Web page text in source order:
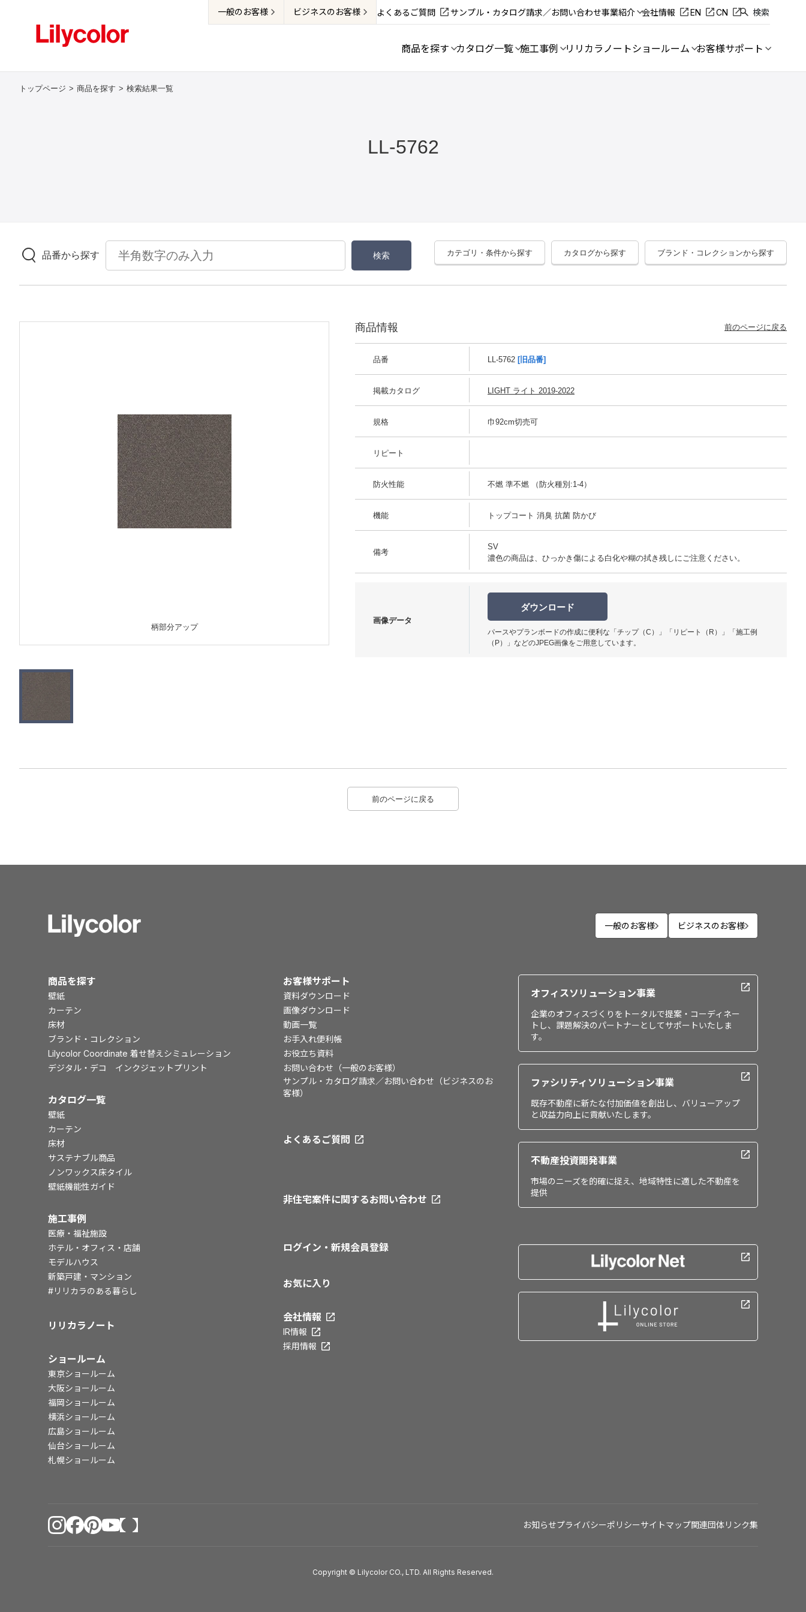
一般のお客様 ビジネスのお客様 よくあるご質問 サンプル・カタログ請求／お問い合わせ事業紹介 会社情報 EN CN 検索
商品を探す カタログ一覧 施工事例 リリカラノートショールーム お客様サポート
トップページ 商品を探す 検索結果一覧
LL-5762
品番から探す カテゴリ・条件から探す カタログから探す ブランド・コレクションから探す
柄部分アップ
商品情報 前のページに戻る
品番 LL-5762 [旧品番]
掲載カタログ LIGHT ライト 2019-2022
規格 巾92cm切売可
リピート
防火性能 不燃 準不燃 （防火種別:1-4）
機能 トップコート 消臭 抗菌 防かび
備考
SV
濃色の商品は、ひっかき傷による白化や糊の拭き残しにご注意ください。
画像データ
ダウンロード
パースやプランボードの作成に便利な「チップ（C）」「リピート（R）」「施工例
（P）」などのJPEG画像をご用意しています。
前のページに戻る
一般のお客様 ビジネスのお客様
商品を探す
壁紙
カーテン
床材
ブランド・コレクション
Lilycolor Coordinate 着せ替えシミュレーション
デジタル・デコ インクジェットプリント
カタログ一覧
壁紙
カーテン
床材
サステナブル商品
ノンワックス床タイル
壁紙機能性ガイド
施工事例
医療・福祉施設
ホテル・オフィス・店舗
モデルハウス
新築戸建・マンション
#リリカラのある暮らし
リリカラノート
ショールーム
東京ショールーム
大阪ショールーム
福岡ショールーム
横浜ショールーム
広島ショールーム
仙台ショールーム
札幌ショールーム
お客様サポート
資料ダウンロード
画像ダウンロード
動画一覧
お手入れ便利帳
お役立ち資料
お問い合わせ（一般のお客様）
サンプル・カタログ請求／お問い合わせ（ビジネスのお
客様）
よくあるご質問
非住宅案件に関するお問い合わせ
ログイン・新規会員登録
お気に入り
会社情報
IR情報
採用情報
オフィスソリューション事業
企業のオフィスづくりをトータルで提案・コーディネー
トし、課題解決のパートナーとしてサポートいたしま
す。
ファシリティソリューション事業
既存不動産に新たな付加価値を創出し、バリューアップ
と収益力向上に貢献いたします。
不動産投資開発事業
市場のニーズを的確に捉え、地域特性に適した不動産を
提供
お知らせプライバシーポリシーサイトマップ関連団体リンク集
Copyright © Lilycolor CO., LTD. All Rights Reserved.